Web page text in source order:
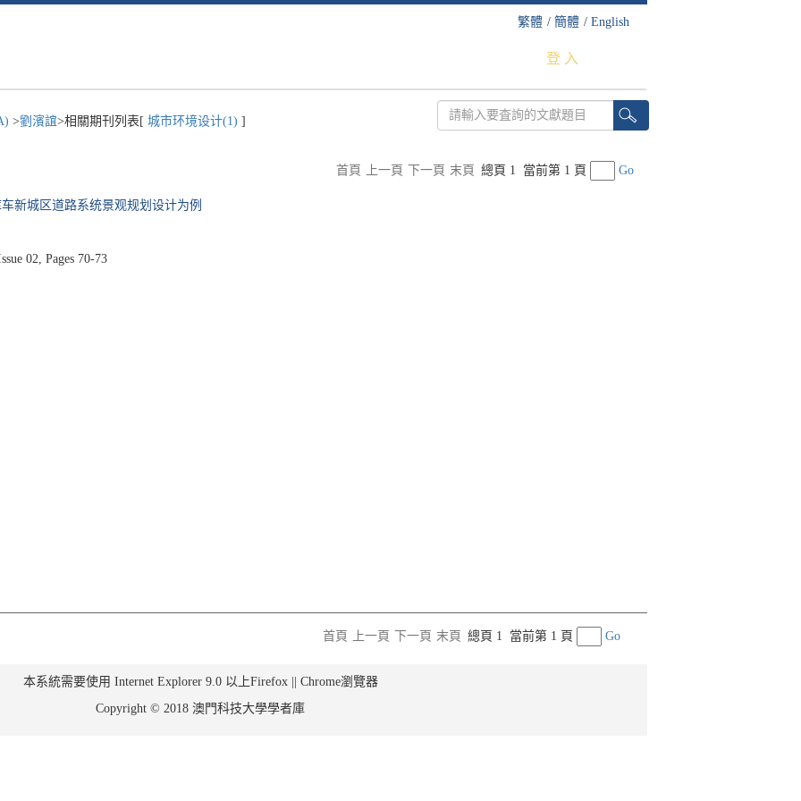
繁體 / 簡體 / English
登 入
>劉濱誼>相關期刊列表[ 城市环境设计(1) ]
首頁 上一頁 下一頁 末頁 總頁 1 當前第 1 頁 Go
新城区道路系统景观规划设计为例
02, Pages 70-73
首頁
上一頁 下一頁 末頁 總頁 1 當前第 1 頁 Go
本系統需要使用 Internet Explorer 9.0 以上Firefox || Chrome瀏覽器
Copyright © 2018 澳門科技大學學者庫